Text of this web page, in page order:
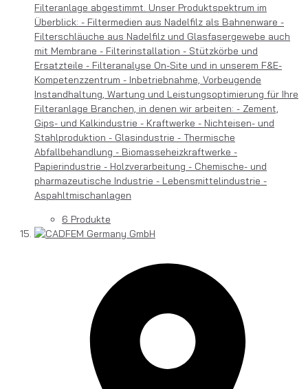
Filteranlage abgestimmt. Unser Produktspektrum im
Überblick: - Filtermedien aus Nadelfilz als Bahnenware -
Filterschläuche aus Nadelfilz und Glasfasergewebe auch
mit Membrane - Filterinstallation - Stützkörbe und
Ersatzteile - Filteranalyse On-Site und in unserem F&E-
Kompetenzzentrum - Inbetriebnahme, Vorbeugende
Instandhaltung, Wartung und Leistungsoptimierung für Ihre
Filteranlage Branchen, in denen wir arbeiten: - Zement,
Gips- und Kalkindustrie - Kraftwerke - Nichteisen- und
Stahlproduktion - Glasindustrie - Thermische
Abfallbehandlung - Biomasseheizkraftwerke -
Papierindustrie - Holzverarbeitung - Chemische- und
pharmazeutische Industrie - Lebensmittelindustrie -
Aspahltmischanlagen
6 Produkte